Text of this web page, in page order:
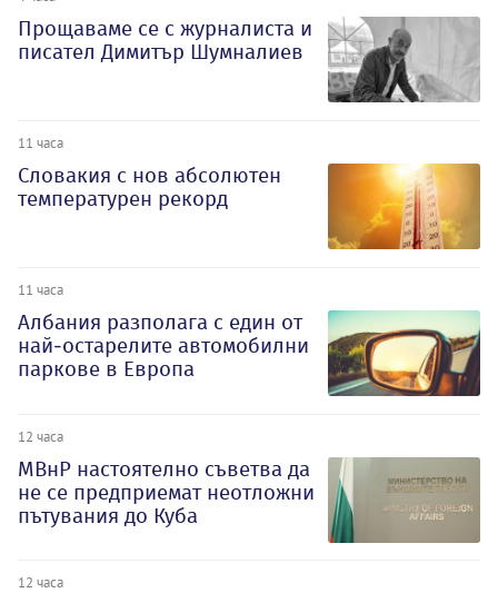
Прощаваме се с журналиста и
писател Димитър Шумналиев
11 часа
Словакия с нов абсолютен
температурен рекорд
11 часа
Албания разполага с един от
най-остарелите автомобилни
паркове в Европа
12 часа
МВнР настоятелно съветва да
не се предприемат неотложни
пътувания до Куба
12 часа